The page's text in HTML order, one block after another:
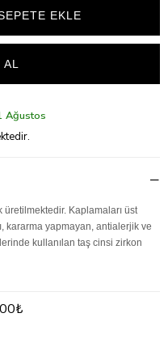
Ağustos
Kaplamaları üst
kararma yapmayan, antialerjik ve
kullanılan taş cinsi zirkon